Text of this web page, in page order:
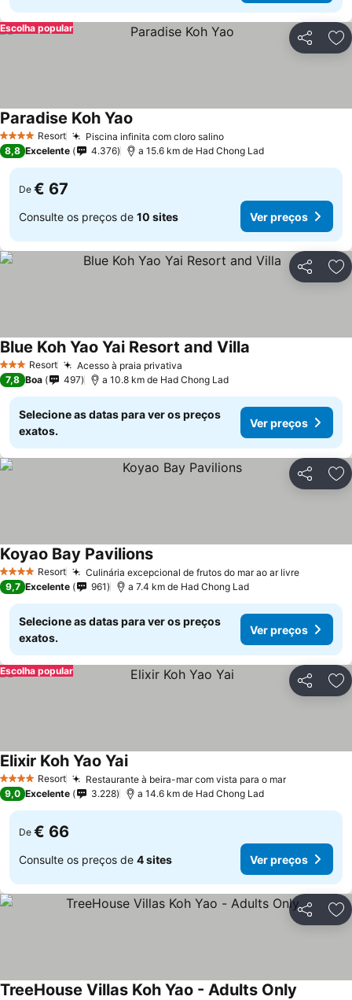
Partilhar
Escolha popular
4 EstrelasResort Piscina infinita com cloro salinoVer preços
Paradise Koh Yao
8,8 Excelente 4.376 a 15.6 km de Had Chong Lad
De € 67
Consulte os preços de 10 sites Ver preços
Partilhar
3 EstrelasResort Acesso à praia privativa
Blue Koh Yao Yai Resort and Villa
7,8 Boa 497 a 10.8 km de Had Chong Lad
Selecione as datas para ver os preços
exatos.
Ver preços
Partilhar
4 EstrelasResort Culinária excepcional de frutos do mar ao ar livreVer
Koyao Bay PavilionsVer preços
9,7 Excelente 961 a 7.4 km de Had Chong Lad
Selecione as datas para ver os preços
exatos.
Ver preços
Partilhar
Escolha popular
4 EstrelasResort Restaurante à beira-mar com vista para o marVer preços
Elixir Koh Yao YaiVer preços
9,0 Excelente 3.228 a 14.6 km de Had Chong Lad
De € 66
Consulte os preços de 4 sites Ver preços
Partilhar
TreeHouse Villas Koh Yao - Adults Only